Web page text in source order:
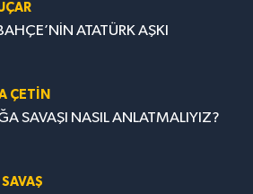
ATATÜRK AŞKI
ÇETİN
SAVAŞI NASIL ANLATMALIYIZ?